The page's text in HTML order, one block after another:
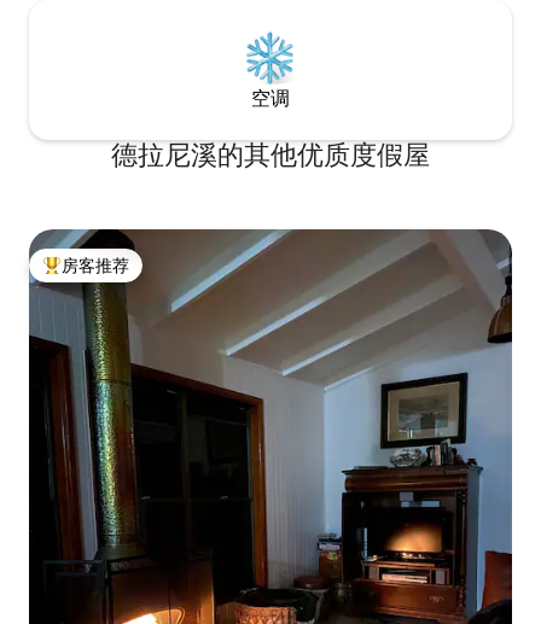
空调
德拉尼溪的其他优质度假屋
热门「房客推荐」
房客推荐